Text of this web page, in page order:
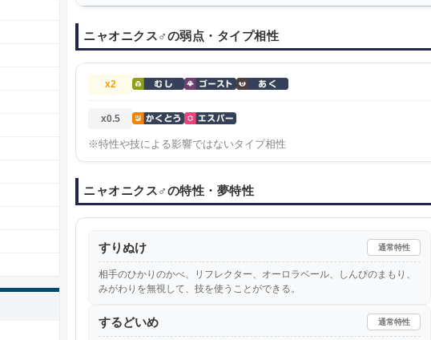
ニャオニクス♂の弱点・タイプ相性
x2
x0.5
※特性や技による影響ではないタイプ相性
ニャオニクス♂の特性・夢特性
すりぬけ 通常特性
相手のひかりのかべ、リフレクター、オーロラベール、しんぴのまもり、
みがわりを無視して、技を使うことができる。
するどいめ 通常特性